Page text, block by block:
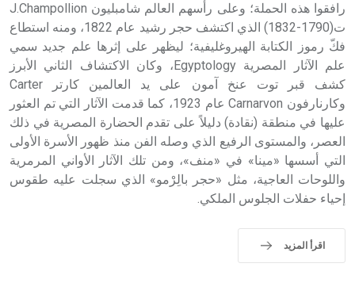
رافقوا هذه الحملة؛ وعلى رأسهم العالم شامبليون J.Champollion
ت(1790-1832) الذي اكتشف حجر رشيد عام 1822، ومنه استطاع
فكّ رموز الكتابة الهيروغليفية؛ ليظهر على إثرها علم جديد سمي
علم الآثار المصرية Egyptology، وكان الاكتشاف الثاني الأبرز
كشف قبر توت عنخ آمون على يد العالمين كارتر Carter
وكارنارفون Carnarvon عام 1923، كما قدمت الآثار التي تم العثور
عليها في منطقة (نقادة) دليلاً على تقدم الحضارة المصرية في ذلك
العصر، والمستوى الرفيع الذي وصله الفن منذ ظهور الأسرة الأولى
التي أسسها «مينا» في «منف»، ومن تلك الآثار الأواني المرمرية
واللوحات العاجية، مثل «حجر بالِرْمو» الذي سجلت عليه طقوس
إحياء حفلات الجلوس الملكي.
اقرأ المزيد